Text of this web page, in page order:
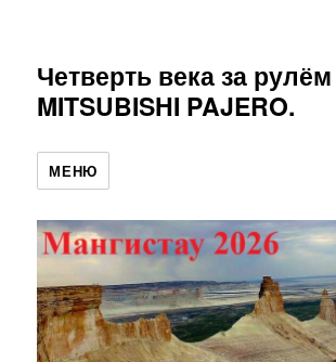
Четверть века за рулём
MITSUBISHI PAJERO.
МЕНЮ